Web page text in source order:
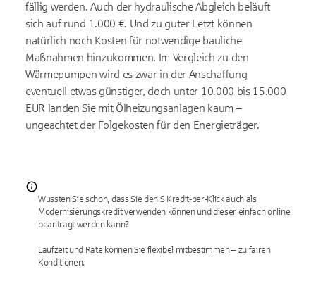
fällig werden. Auch der hydraulische Abgleich beläuft
sich auf rund 1.000 €. Und zu guter Letzt können
natürlich noch Kosten für notwendige bauliche
Maßnahmen hinzukommen. Im Vergleich zu den
Wärmepumpen wird es zwar in der Anschaffung
eventuell etwas günstiger, doch unter 10.000 bis 15.000
EUR landen Sie mit Ölheizungsanlagen kaum –
ungeachtet der Folgekosten für den Energieträger.
Wussten Sie schon, dass Sie den S Kredit-per-Klick auch als
Modernisierungskredit verwenden können und dieser einfach online
beantragt werden kann?
Laufzeit und Rate können Sie flexibel mitbestimmen – zu fairen
Konditionen.